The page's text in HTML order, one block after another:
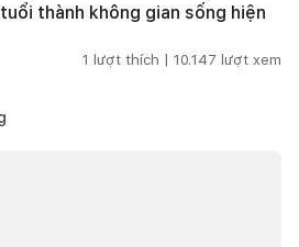
thành không gian sống hiện
1 lượt thích | 10.147 lượt xem